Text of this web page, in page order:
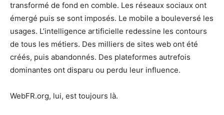
transformé de fond en comble. Les réseaux sociaux ont
émergé puis se sont imposés. Le mobile a bouleversé les
usages. L’intelligence artificielle redessine les contours
de tous les métiers. Des milliers de sites web ont été
créés, puis abandonnés. Des plateformes autrefois
dominantes ont disparu ou perdu leur influence.
WebFR.org, lui, est toujours là.